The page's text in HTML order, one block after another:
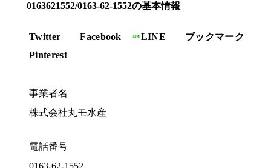
0163621552/0163-62-1552の基本情報
Twitter Facebook LINE
ブックマーク
Pinterest
事業者名
株式会社丸モ水産
電話番号